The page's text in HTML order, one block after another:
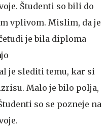
Študenti so bili do
vplivom. Mislim, da je
je bila diploma
je slediti temu, kar si
Malo je bilo polja,
so se pozneje na